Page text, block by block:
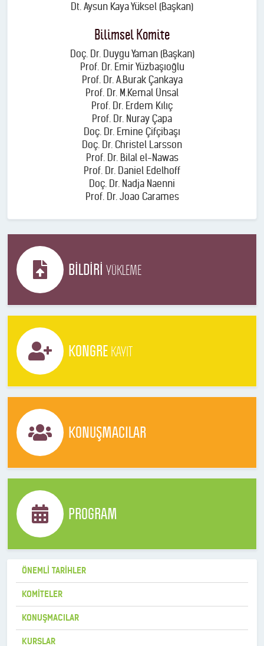
Dt. Aysun Kaya Yüksel (Başkan)
Bilimsel Komite
Doç. Dr. Duygu Yaman (Başkan)
Prof. Dr. Emir Yüzbaşıoğlu
Prof. Dr. A.Burak Çankaya
Prof. Dr. M.Kemal Ünsal
Prof. Dr. Erdem Kılıç
Prof. Dr. Nuray Çapa
Doç. Dr. Emine Çifçibaşı
Doç. Dr. Christel Larsson
Prof. Dr. Bilal el-Nawas
Prof. Dr. Daniel Edelhoff
Doç. Dr. Nadja Naenni
Prof. Dr. Joao Carames
BİLDİRİ YÜKLEME
KONGRE KAYIT
KONUŞMACILAR
PROGRAM
ÖNEMLİ TARİHLER
KOMİTELER
KONUŞMACILAR
KURSLAR